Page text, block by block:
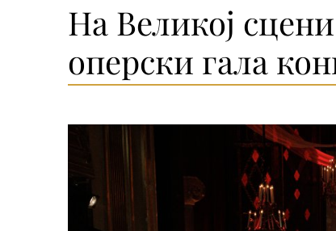
На Великој
оперски гала